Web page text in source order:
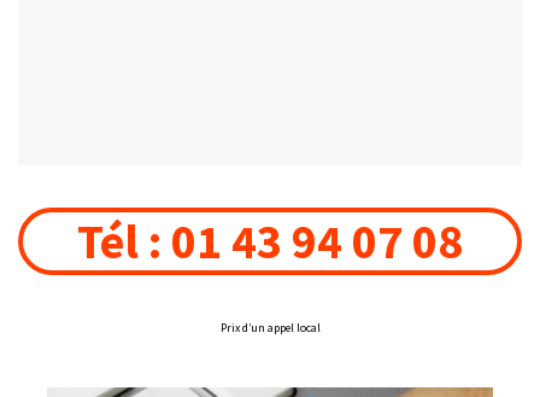
Tél : 01 43 94 07 08
Prix d’un appel local